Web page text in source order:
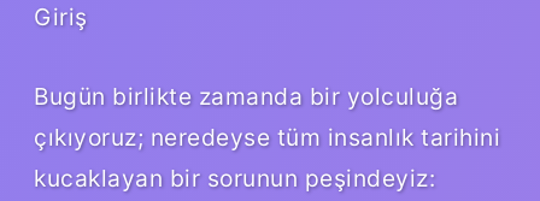
Giriş
Bugün birlikte zamanda bir yolculuğa
çıkıyoruz; neredeyse tüm insanlık tarihini
kucaklayan bir sorunun peşindeyiz: